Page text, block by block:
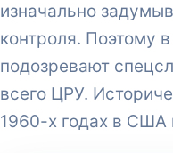
изначально
контроля. Поэтому
подозревают
всего ЦРУ.
1960-х годах в США